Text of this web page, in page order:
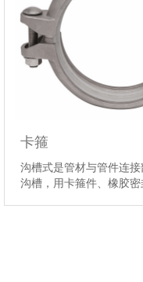
卡箍
沟槽式是管材与管件连
沟槽，用卡箍件、橡胶